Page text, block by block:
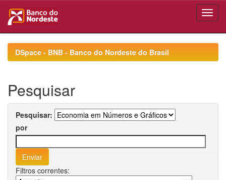
navigationDSpace - BNB - Banco do Nordeste do Brasil
Pesquisar
Pesquisar:
por
Filtros correntes: